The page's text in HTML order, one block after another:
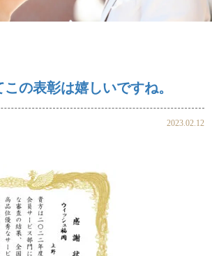
案内
の表彰は嬉しいですね。
2023.02.12